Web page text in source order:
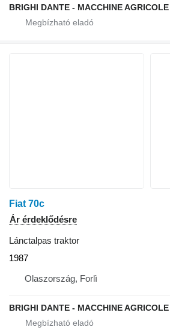
BRIGHI DANTE - MACCHINE AGRICOLE
Fiat 70c
Ár érdeklődésre
Lánctalpas traktor
1987
Olaszország, Forlì
BRIGHI DANTE - MACCHINE AGRICOLE